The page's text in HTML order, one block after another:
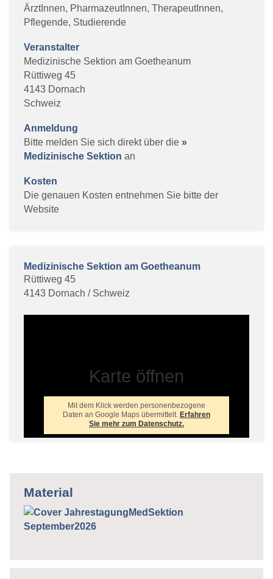
ÄrztInnen, PharmazeutInnen, TherapeutInnen,
Pflegende, Studierende
Veranstalter
Medizinische Sektion am Goetheanum
Rüttiweg 45
4143 Dornach
Schweiz
Anmeldung
Bitte melden Sie sich direkt über die »
Medizinische Sektion an
Kosten
Die genauen Kosten entnehmen Sie bitte der
Website
Medizinische Sektion am Goetheanum
Rüttiweg 45
4143 Dornach / Schweiz
Karte öffnen
Mit dem Klick werden personenbezogene
Daten an Google Maps übermittelt. Erfahren
Sie mehr zum Datenschutz.
Material